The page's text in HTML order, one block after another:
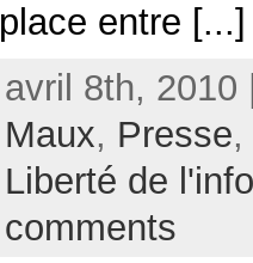
place entre [...]
avril 8th, 2010
Maux, Presse,
Liberté de
comments